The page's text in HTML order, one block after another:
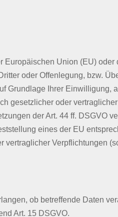
Union (EU)
oder Offenlegung, bzw.
Grundlage Ihrer Einwilligung,
gesetzlicher oder
der Art. 44 ff. DSGVO
eines der EU
Verpflichtungen
ob betreffende Daten
Art. 15 DSGVO.